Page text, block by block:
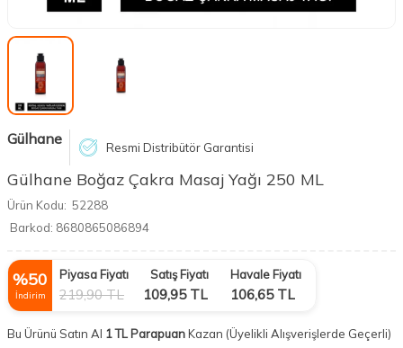
Gülhane Resmi Distribütör Garantisi
Gülhane Boğaz Çakra Masaj Yağı 250 ML
Ürün Kodu: 52288
Barkod: 8680865086894
%50
İndirim
Piyasa Fiyatı
219,90TL
Satış Fiyatı
109,95TL
Havale Fiyatı
106,65TL
Bu Ürünü Satın Al 1 TL ParapuanKazan (Üyelikli Alışverişlerde Geçerli)